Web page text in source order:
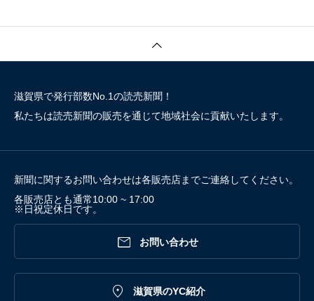
滋賀県で発行部数No.1の読売新聞！
私たちは読売新聞の販売を通じて地域社会に貢献いたします。
新聞に関するお問い合わせは各販売店までご連絡してください。
各販売店とも通常10:00 ~ 17:00
※日祝定休日です。
 お問い合わせ
 滋賀県のYC紹介